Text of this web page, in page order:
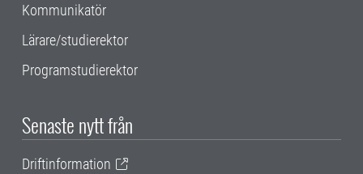
Kommunikatör
Lärare/studierektor
Programstudierektor
Senaste nytt från
Driftinformation